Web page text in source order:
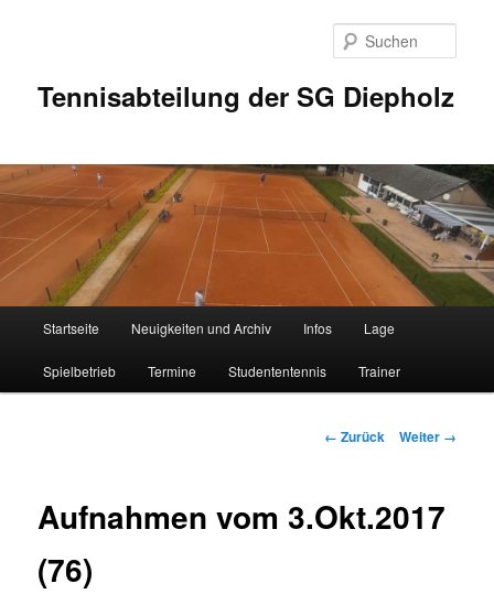
Tennisabteilung der SG Diepholz
Startseite Neuigkeiten und Archiv Infos Lage
Spielbetrieb Termine Studententennis Trainer
Bilder-
← Zurück Weiter →
Aufnahmen vom 3.Okt.2017
(76)